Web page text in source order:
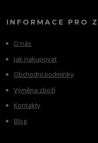
INFORMACE PRO
O nás
Jak nakupovat
Obchodní podmínky
Výměna zboží
Kontakty
Blog